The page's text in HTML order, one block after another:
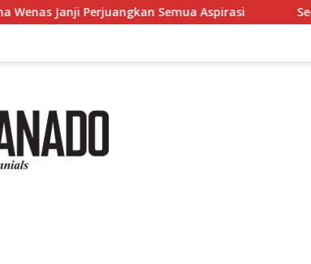
Semua Aspirasi Sediakan Pemeriksaan